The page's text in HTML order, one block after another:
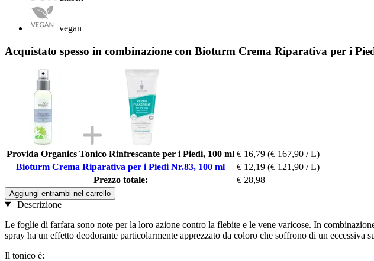
vegan
Acquistato spesso in combinazione con Bioturm Crema Riparativa per i
Provida Organics Tonico Rinfrescante per i Piedi, 100 ml € 16,79 (€ 167,90 / L)
Bioturm Crema Riparativa per i Piedi Nr.83, 100 ml
€ 12,19 (€ 121,90 / L)
Prezzo totale:
€ 28,98
Aggiungi entrambi nel carrello
Descrizione
Le foglie di farfara sono note per la loro azione contro la flebite e le vene varicose. In
spray ha un effetto deodorante particolarmente apprezzato da coloro che soffrono di un
Il tonico è: